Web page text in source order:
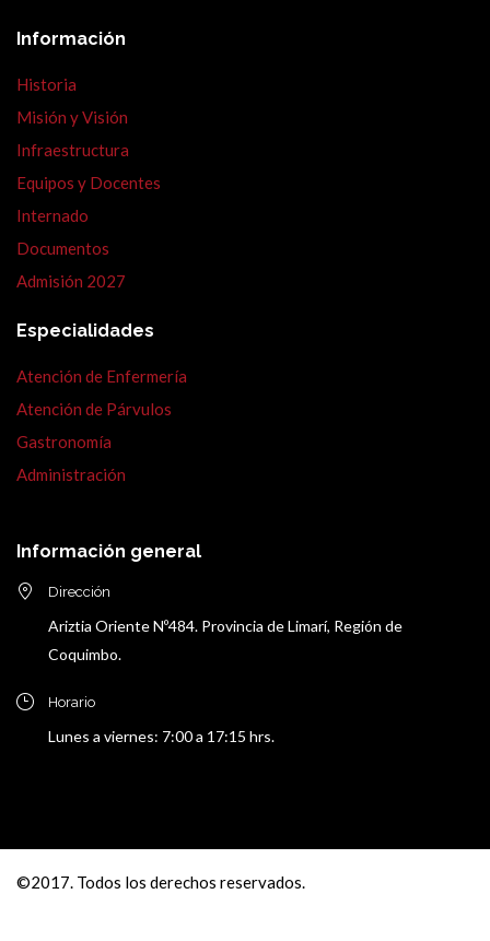
Información
Historia
Misión y Visión
Infraestructura
Equipos y Docentes
Internado
Documentos
Admisión 2027
Especialidades
Atención de Enfermería
Atención de Párvulos
Gastronomía
Administración
Información general
Dirección
Ariztia Oriente Nº484. Provincia de Limarí, Región de
Coquimbo.
Horario
Lunes a viernes: 7:00 a 17:15 hrs.
©2017. Todos los derechos reservados.